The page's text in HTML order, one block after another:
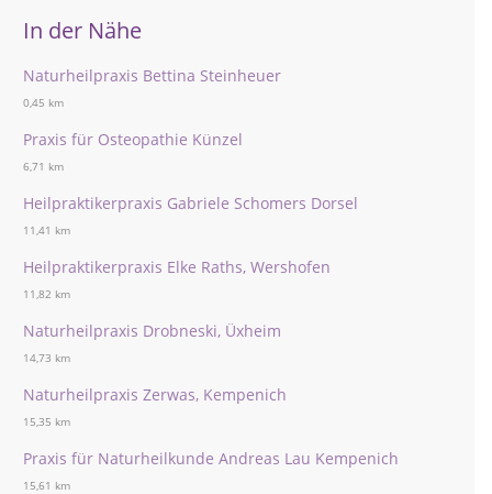
In der Nähe
Naturheilpraxis Bettina Steinheuer
0,45 km
Praxis für Osteopathie Künzel
6,71 km
Heilpraktikerpraxis Gabriele Schomers Dorsel
11,41 km
Heilpraktikerpraxis Elke Raths, Wershofen
11,82 km
Naturheilpraxis Drobneski, Üxheim
14,73 km
Naturheilpraxis Zerwas, Kempenich
15,35 km
Praxis für Naturheilkunde Andreas Lau Kempenich
15,61 km